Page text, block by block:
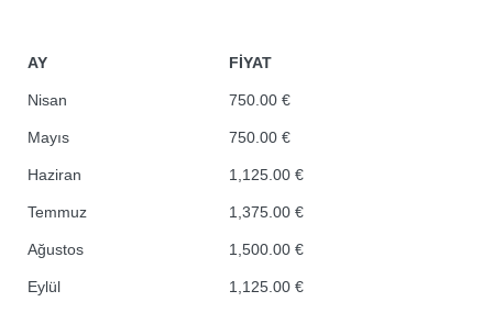
AY FİYAT
Nisan 750.00 €
Mayıs 750.00 €
Haziran 1,125.00 €
Temmuz 1,375.00 €
Ağustos 1,500.00 €
Eylül 1,125.00 €